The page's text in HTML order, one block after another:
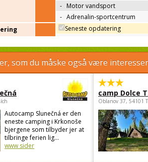
- Motor vandsport
- Adrenalin-sportcentrum
Seneste opdatering
som du måske også være
Autocamp Slunečná er den
eneste camping i Krkonoše
bjergene som tilbyder jer at
tilbringe ferien lig...
www sider
camp Dolce
Oblanov 37, 54101